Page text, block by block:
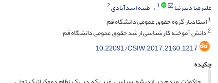
علیرضا دبیرنیا
1 طیبه اسدآبادی2
1استادیار گروه حقوق عمومی دانشگاه قم
2دانش آموخته کارشناسی ارشد حقوق عمومی دانشگاه قم
10.22091/CSIW.2017.2160.1217
چکیده